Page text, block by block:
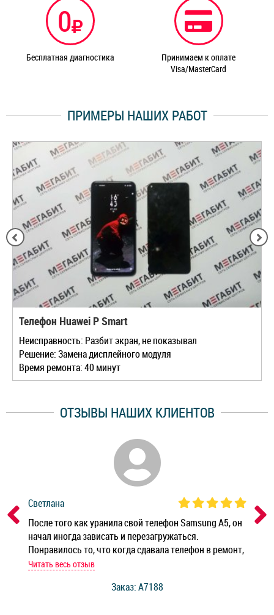
0
Бесплатная диагностика
Принимаем к оплате
Visa/MasterCard
ПРИМЕРЫ НАШИХ РАБОТ
Телефон Huawei P Smart
Неисправность: Разбит экран, не показывал
Решение: Замена дисплейного модуля
Время ремонта: 40 минут
ОТЗЫВЫ НАШИХ КЛИЕНТОВ
Светлана
После того как уранила свой телефон Samsung A5, он
начал иногда зависать и перезагружаться.
Понравилось то, что когда сдавала телефон в ремонт,
мастер при мне сделал быструю диагностику и сказал
работы и оперативность!
Читать весь отзыв
Заказ: A7188